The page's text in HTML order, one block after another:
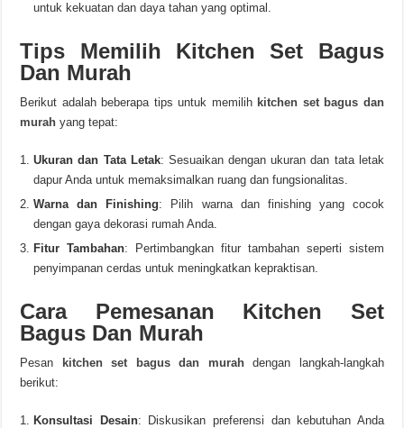
untuk kekuatan dan daya tahan yang optimal.
Tips Memilih Kitchen Set Bagus
Dan Murah
Berikut adalah beberapa tips untuk memilih kitchen set bagus dan
murah yang tepat:
Ukuran dan Tata Letak: Sesuaikan dengan ukuran dan tata letak
dapur Anda untuk memaksimalkan ruang dan fungsionalitas.
Warna dan Finishing: Pilih warna dan finishing yang cocok
dengan gaya dekorasi rumah Anda.
Fitur Tambahan: Pertimbangkan fitur tambahan seperti sistem
penyimpanan cerdas untuk meningkatkan kepraktisan.
Cara Pemesanan Kitchen Set
Bagus Dan Murah
Pesan kitchen set bagus dan murahdengan langkah-langkah
berikut:
Konsultasi Desain: Diskusikan preferensi dan kebutuhan Anda